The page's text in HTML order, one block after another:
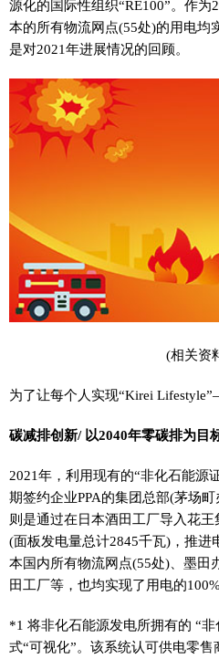
源化的国际性组织“RE100”。作
本的所有物流网点(55处)的用电均
是对2021年进展情况的回顾。
(相关资
为了让每个人实现“Kirei
碳减排创新/ 以2040年零碳排为目
2021年，利用现有的“非化石能源
期签约企业PPA的集团总部(茅场
则是通过在日本酒田工厂导入花
(面板发电量总计2845千瓦)，推进
本国内所有物流网点(55处)、墨田
田工厂等，也均实现了用电的
*1 将非化石能源发电所拥有的 “
式“可视化”。该系统认可供电零